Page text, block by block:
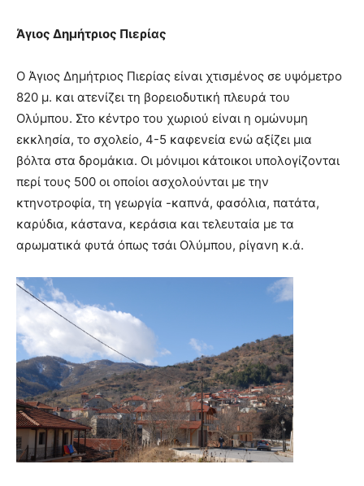
Άγιος Δημήτριος Πιερίας
Ο Άγιος Δημήτριος Πιερίας είναι χτισμένος σε υψόμετρο
820 μ. και ατενίζει τη βορειοδυτική πλευρά του
Ολύμπου. Στο κέντρο του χωριού είναι η ομώνυμη
εκκλησία, το σχολείο, 4-5 καφενεία ενώ αξίζει μια
βόλτα στα δρομάκια. Οι μόνιμοι κάτοικοι υπολογίζονται
περί τους 500 οι οποίοι ασχολούνται με την
κτηνοτροφία, τη γεωργία -καπνά, φασόλια, πατάτα,
καρύδια, κάστανα, κεράσια και τελευταία με τα
αρωματικά φυτά όπως τσάι Ολύμπου, ρίγανη κ.ά.